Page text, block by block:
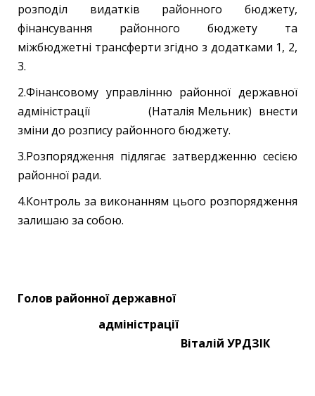
розподіл видатків районного бюджету,
фінансування районного бюджету та
міжбюджетні трансферти згідно з додатками 1, 2,
3.
2.Фінансовому управлінню районної державної
адміністрації (Наталія Мельник) внести
зміни до розпису районного бюджету.
3.Розпорядження підлягає затвердженню сесією
районної ради.
4.Контроль за виконанням цього розпорядження
залишаю за собою.
Голов районної державної
адміністрації
Віталій УРДЗІК